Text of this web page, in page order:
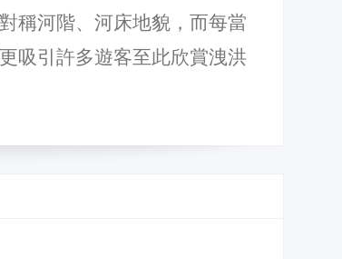
稱河階、河床地貌，而每當
吸引許多遊客至此欣賞洩洪